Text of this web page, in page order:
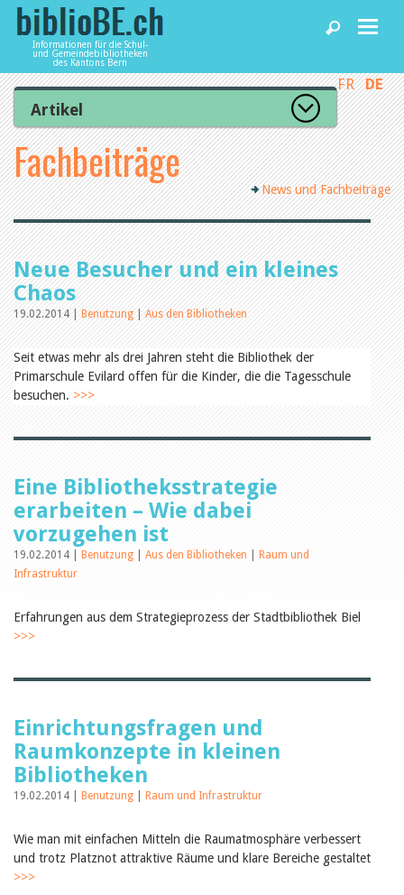
Informationen für die Schul-
und Gemeindebibliotheken
des Kantons Bern
Home
News und Fachbeiträge
Bibliotheken
Agenda
Dienstleistungen
biblioBE nutzen
FR DE
Artikel
Zur Artikelübersicht
Lesenswert
Gut bewertet
Kategorien
Aus dem Amt für Kultur
Aus der Kommission
Aus den Bibliotheken
Organisation
Raum und Infrastruktur
Bestand
Benutzung
Finanzen
Personal
Qualitätsmanagement
Recht und Politik
Aus aller Welt
Tags
Aus- und Weiterbildung
Veranstaltungen
Kinder- und Jugendmedien
Bibliothek und Schule
Zielpublikum Kinder und
Jugendliche
Einmalige Beiträge
Rezensionen
Schweizer Literatur
Alle Tags
Autoren
Julie Greub
Ursula Strahm
Sandra Dettwyler
Fachbeiträge
News und Fachbeiträge
Neue Besucher und ein kleines
Chaos
19.02.2014 |Benutzung|Aus den Bibliotheken
Seit etwas mehr als drei Jahren steht die Bibliothek der
Primarschule Evilard offen für die Kinder, die die Tagesschule
besuchen. >>>
Eine Bibliotheksstrategie
erarbeiten – Wie dabei
vorzugehen ist
19.02.2014 | Benutzung Aus den Bibliotheken
Raum und
Infrastruktur
Erfahrungen aus dem Strategieprozess der Stadtbibliothek Biel
>>>
Einrichtungsfragen und
Raumkonzepte in kleinen
Bibliotheken
19.02.2014 | Benutzung Raum und Infrastruktur
Wie man mit einfachen Mitteln die Raumatmosphäre verbessert
und trotz Platznot attraktive Räume und klare Bereiche gestaltet
>>>